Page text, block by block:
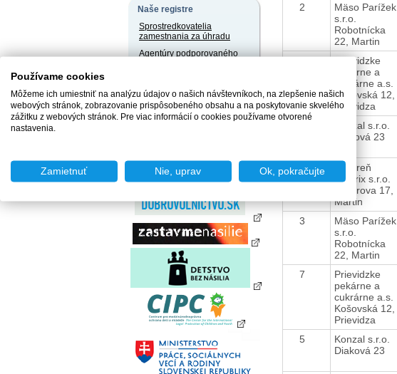
Naše registre
Sprostredkovatelia
zamestnania za úhradu
Agentúry podporovaného
zamestnávania
Sociálne podniky
2
Mäso Parížek
s.r.o.
Robotnícka
22, Martin
6
Prievidzke
pekárne a
cukrárne a.s.
Košovská 12,
Prievidza
Konzal s.r.o.
Diaková 23
1
Lekáreň
Beatrix s.r.o.
Kollárova 17,
Martin
3
Mäso Parížek
s.r.o.
Robotnícka
22, Martin
7
Prievidzke
pekárne a
cukrárne a.s.
Košovská 12,
Prievidza
5
Konzal s.r.o.
Diaková 23
Používame cookies
Môžeme ich umiestniť na analýzu údajov o našich návštevníkoch, na zlepšenie našich
webových stránok, zobrazovanie prispôsobeného obsahu a na poskytovanie skvelého
zážitku z webových stránok. Pre viac informácií o cookies používame otvorené
nastavenia.
Zamietnuť Nie, uprav Ok, pokračujte